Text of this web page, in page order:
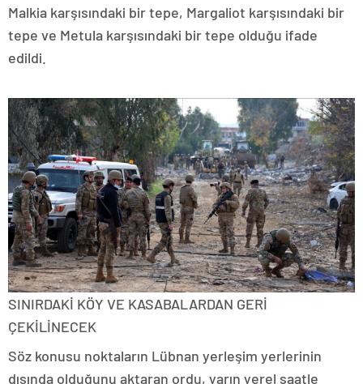
Malkia karşısındaki bir tepe, Margaliot karşısındaki bir
tepe ve Metula karşısındaki bir tepe olduğu ifade
edildi.
SINIRDAKİ KÖY VE KASABALARDAN GERİ
ÇEKİLİNECEK
Söz konusu noktaların Lübnan yerleşim yerlerinin
dışında olduğunu aktaran ordu, yarın yerel saatle